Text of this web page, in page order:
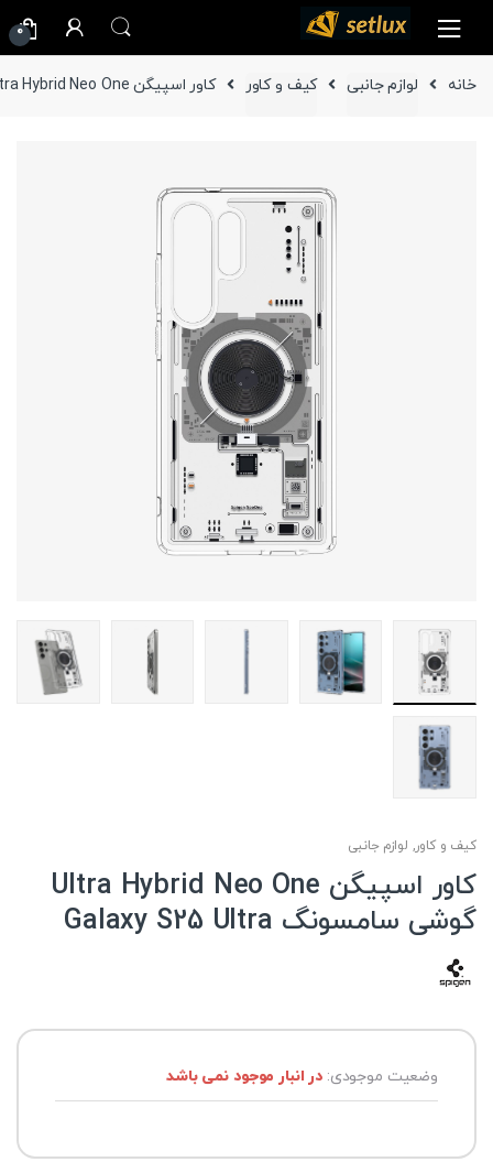
navigation
content
0
خانه لوازم جانبی کیف و کاور کاور اسپیگن Ultra Hybrid Neo One گوشی سامسونگ Galaxy S25 Ultra
کیف و کاور, لوازم جانبی
کاور اسپیگن Ultra Hybrid Neo One
گوشی سامسونگ Galaxy S25 Ultra
وضعیت موجودی:در انبار موجود نمی باشد